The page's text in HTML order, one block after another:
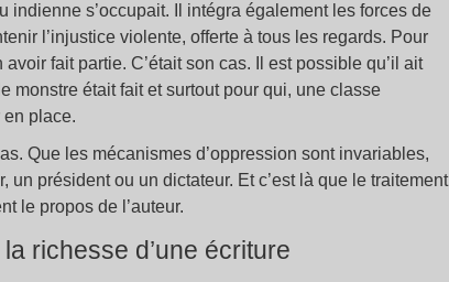
indienne s’occupait. Il intégra également les forces de
l’injustice violente, offerte à tous les regards. Pour
fait partie. C’était son cas. Il est possible qu’il ait
monstre était fait et surtout pour qui, une classe
place.
Que les mécanismes d’oppression sont invariables,
un président ou un dictateur. Et c’est là que le traitement
le propos de l’auteur.
richesse d’une écriture